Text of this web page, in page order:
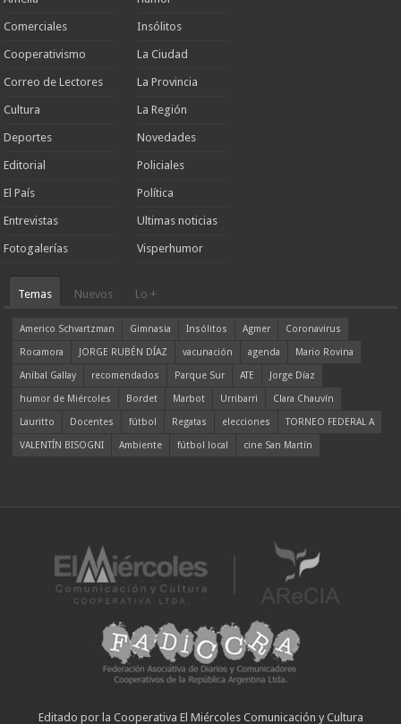
Comerciales
Cooperativismo
Correo de Lectores
Cultura
Deportes
Editorial
El País
Entrevistas
Fotogalerías
Insólitos
La Ciudad
La Provincia
La Región
Novedades
Policiales
Política
Ultimas noticias
Visperhumor
Temas Nuevos Lo +
Americo Schvartzman Gimnasia Insólitos Agmer
Coronavirus
Rocamora
JORGE RUBÉN DÍAZ vacunación agenda
Mario Rovina
Aníbal Gallay
recomendados Parque Sur ATE
Jorge Díaz
humor de Miércoles
Bordet Marbot Urribarri
Clara Chauvín
Lauritto
Docentes fútbol Regatas elecciones
TORNEO FEDERAL A
VALENTÍN BISOGNI
Ambiente fútbol local cine San Martín
Editado por la Cooperativa El Miércoles Comunicación y Cultura